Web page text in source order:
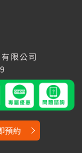
限公司
預約